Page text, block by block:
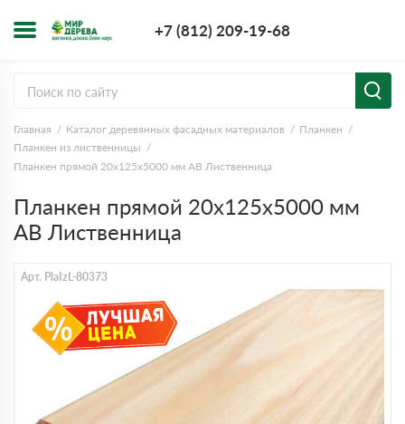
+7 (812) 209-19-68
Главная Каталог деревянных фасадных материалов
Планкен
Планкен из лиственницы
Планкен прямой 20х125х5000 мм АВ Лиственница
Планкен прямой 20х125х5000 мм
АВ Лиственница
Арт. PlaIzL-80373